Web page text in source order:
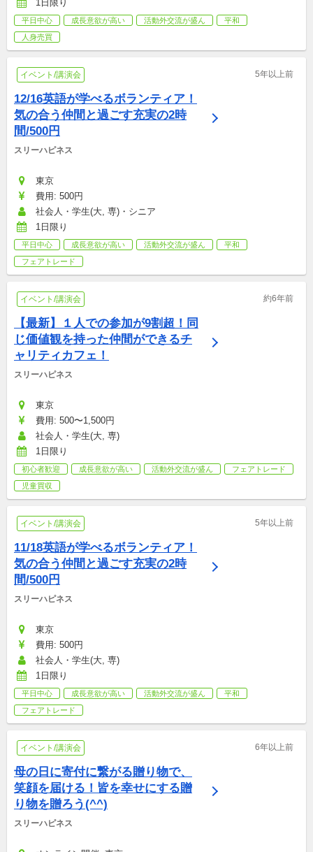
1日限り
平日中心 成長意欲が高い 活動外交流が盛ん
平和
人身売買
イベント/講演会 5年以上前
12/16英語が学べるボランティア！
気の合う仲間と過ごす充実の2時
間/500円
スリーハピネス
東京
費用: 500円
社会人・学生(大, 専)・シニア
1日限り
平日中心 成長意欲が高い 活動外交流が盛ん
平和
フェアトレード
イベント/講演会 約6年前
【最新】１人での参加が9割超！同
じ価値観を持った仲間ができるチ
ャリティカフェ！
スリーハピネス
東京
費用: 500〜1,500円
社会人・学生(大, 専)
1日限り
初心者歓迎 成長意欲が高い 活動外交流が盛ん
フェアトレード
児童買収
イベント/講演会 5年以上前
11/18英語が学べるボランティア！
気の合う仲間と過ごす充実の2時
間/500円
スリーハピネス
東京
費用: 500円
社会人・学生(大, 専)
1日限り
平日中心 成長意欲が高い 活動外交流が盛ん
平和
フェアトレード
イベント/講演会 6年以上前
母の日に寄付に繋がる贈り物で、
笑顔を届ける！皆を幸せにする贈
り物を贈ろう(^^)
スリーハピネス